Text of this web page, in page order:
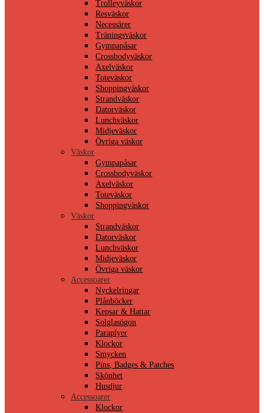
Trolleyväskor
Resväskor
Necessärer
Träningsväskor
Gympapåsar
Crossbodyväskor
Axelväskor
Toteväskor
Shoppingväskor
Strandväskor
Datorväskor
Lunchväskor
Midjeväskor
Övriga väskor
Väskor
Gympapåsar
Crossbodyväskor
Axelväskor
Toteväskor
Shoppingväskor
Väskor
Strandväskor
Datorväskor
Lunchväskor
Midjeväskor
Övriga väskor
Accessoarer
Nyckelringar
Plånböcker
Kepsar & Hattar
Solglasögon
Paraplyer
Klockor
Smycken
Pins, Badges & Patches
Skönhet
Husdjur
Accessoarer
Klockor